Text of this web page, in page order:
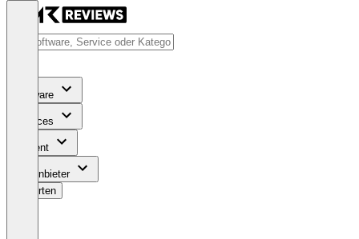
Software
Services
Content
Für Anbieter
Bewerten